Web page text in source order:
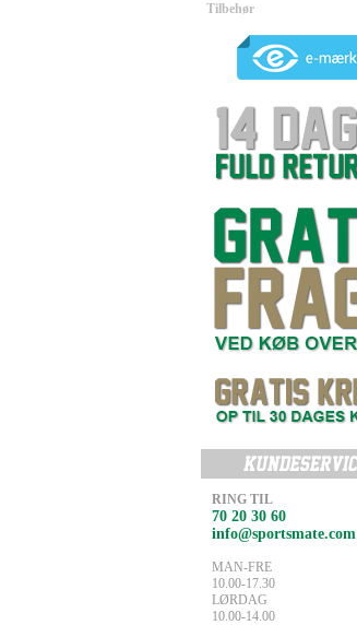
Tilbehør
RING TIL
70 20 30 60
info@sportsmate.com
MAN-FRE
10.00-17.30
LØRDAG
10.00-14.00